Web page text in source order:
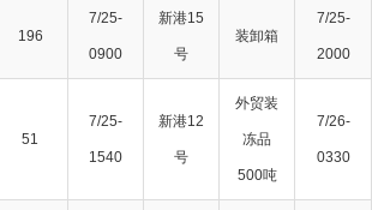
196
7/25-
0900
新港15
号
装卸箱
7/25-
2000
51
7/25-
1540
新港12
号
外贸装
冻品
500吨
7/26-
0330